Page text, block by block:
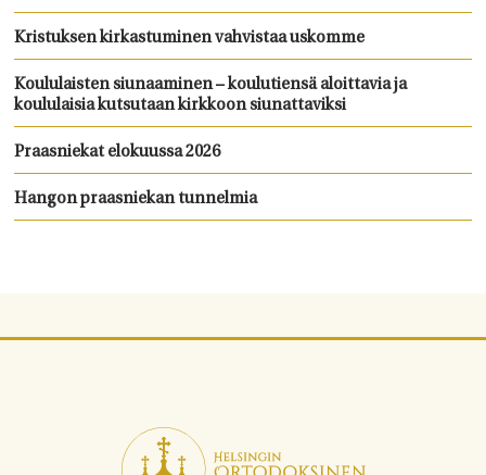
Kristuksen kirkastuminen vahvistaa uskomme
Koululaisten siunaaminen – koulutiensä aloittavia ja
koululaisia kutsutaan kirkkoon siunattaviksi
Praasniekat elokuussa 2026
Hangon praasniekan tunnelmia